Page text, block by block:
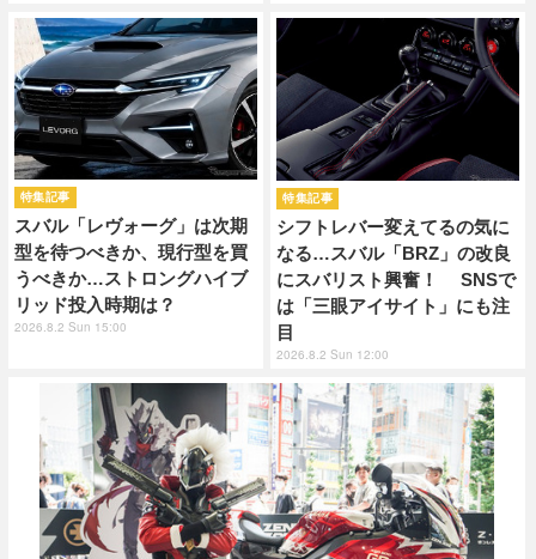
スバル「レヴォーグ」は次期
型を待つべきか、現行型を買
うべきか…ストロングハイブ
リッド投入時期は？
特集記事
2026.8.2 Sun 15:00
シフトレバー変えてるの気に
なる…スバル「BRZ」の改良
にスバリスト興奮！ SNSで
は「三眼アイサイト」にも注
目
特集記事
2026.8.2 Sun 12:00